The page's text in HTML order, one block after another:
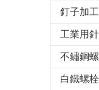
釘子加工
工業用
不鏽鋼
白鐵螺